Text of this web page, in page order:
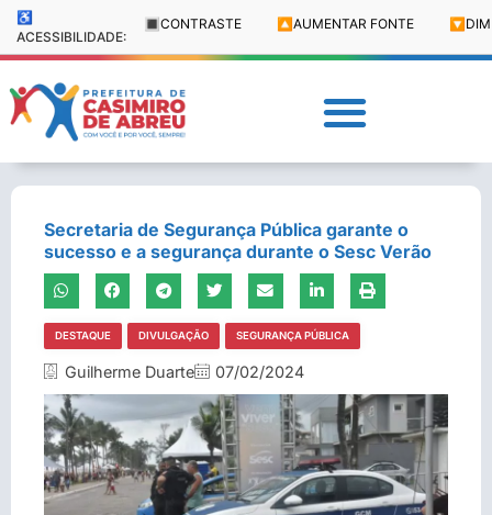
♿
ACESSIBILIDADE:
🔳 CONTRASTE 🔼 AUMENTAR FONTE 🔽
Secretaria de Segurança Pública garante o
sucesso e a segurança durante o Sesc Verão
DESTAQUE DIVULGAÇÃO SEGURANÇA PÚBLICA
Guilherme Duarte 07/02/2024